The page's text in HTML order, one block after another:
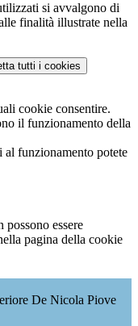
si avvalgono di
finalità illustrate nella
tutti i cookies
cookie consentire.
il funzionamento della
al funzionamento potete
essere
pagina della cookie
De Nicola Piove